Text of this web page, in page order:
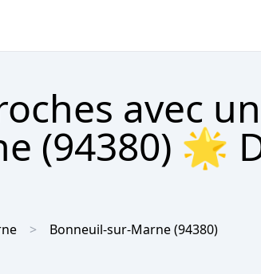
avec
(94380) 🌟
Bonneuil-sur-Marne(94380)